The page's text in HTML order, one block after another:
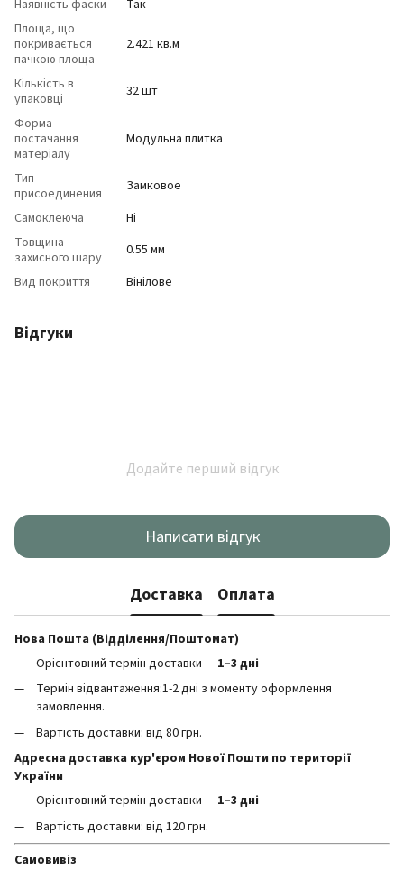
Наявність фаски
Так
Площа, що
покривається
пачкою площа
2.421 кв.м
Кількість в
упаковці
32 шт
Форма
постачання
матеріалу
Модульна плитка
Тип
присоединения
Замковое
Самоклеюча
Ні
Товщина
захисного шару
0.55 мм
Вид покриття
Вінілове
Відгуки
Додайте перший відгук
Написати відгук
Доставка Оплата
Нова Пошта (Відділення/Поштомат)
Орієнтовний термін доставки — 1–3 дні
Термін відвантаження:1-2 дні з моменту оформлення
замовлення.
Вартість доставки: від 80 грн.
Адресна доставка кур'єром Нової Пошти по території
України
Орієнтовний термін доставки — 1–3 дні
Вартість доставки: від 120 грн.
Самовивіз